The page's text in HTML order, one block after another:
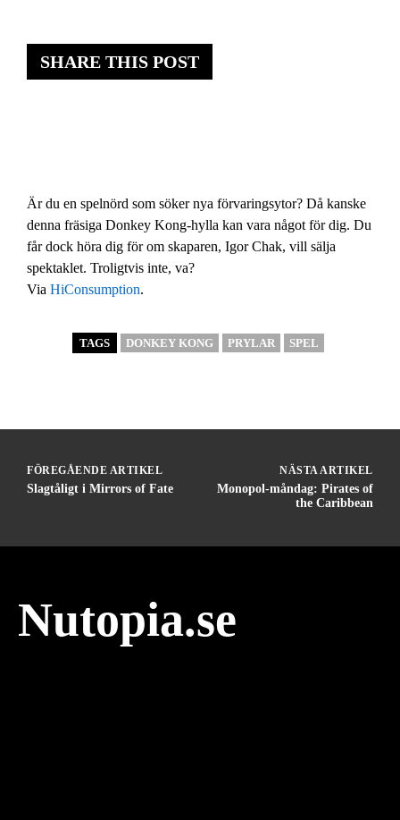
SHARE THIS POST
Är du en spelnörd som söker nya förvaringsytor? Då kanske
denna fräsiga Donkey Kong-hylla kan vara något för dig. Du
får dock höra dig för om skaparen, Igor Chak, vill sälja
spektaklet. Troligtvis inte, va?
Via HiConsumption.
TAGS DONKEY KONG PRYLAR SPEL
FÖREGÅENDE ARTIKEL
Slagtåligt i Mirrors of Fate
NÄSTA ARTIKEL
Monopol-måndag: Pirates of
the Caribbean
Nutopia.se